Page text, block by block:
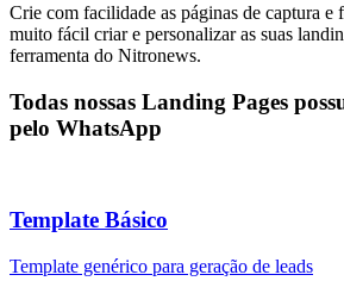
Crie com facilidade as páginas de captura
muito fácil criar e personalizar as suas
ferramenta do Nitronews.
Todas nossas Landing Pages
pelo WhatsApp
Template Básico
Template genérico para geração de leads